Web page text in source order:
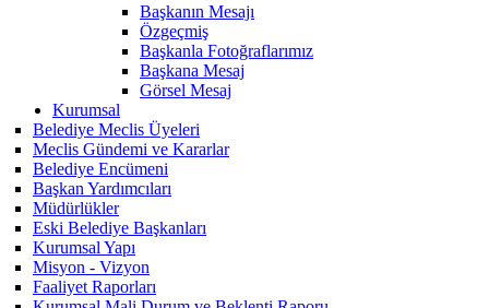
Başkanın Mesajı
Özgeçmiş
Başkanla Fotoğraflarımız
Başkana Mesaj
Görsel Mesaj
Kurumsal
Belediye Meclis Üyeleri
Meclis Gündemi ve Kararlar
Belediye Encümeni
Başkan Yardımcıları
Müdürlükler
Eski Belediye Başkanları
Kurumsal Yapı
Misyon - Vizyon
Faaliyet Raporları